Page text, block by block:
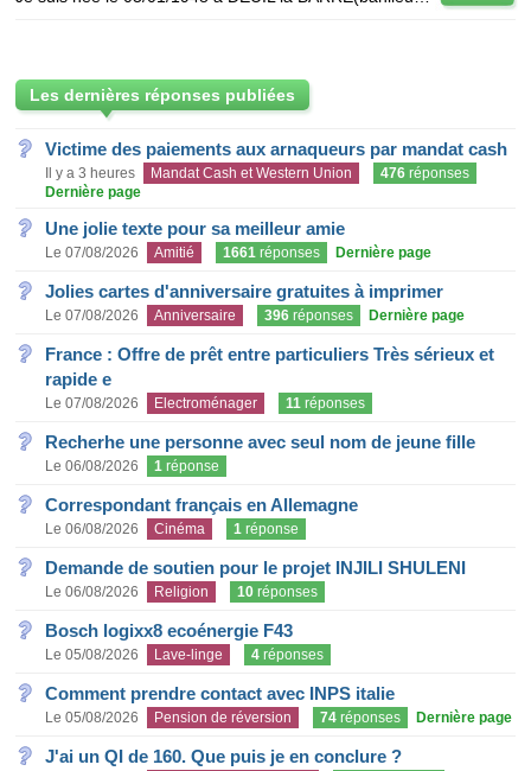
Les dernières réponses publiées
Victime des paiements aux arnaqueurs par mandat cash
Il y a 3 heures Mandat Cash et Western Union 476 réponses
Dernière page
Une jolie texte pour sa meilleur amie
Le 07/08/2026 Amitié 1661 réponses Dernière page
Jolies cartes d'anniversaire gratuites à imprimer
Le 07/08/2026 Anniversaire 396 réponses Dernière page
France : Offre de prêt entre particuliers Très sérieux et
rapide e
Le 07/08/2026 Electroménager 11 réponses
Recherhe une personne avec seul nom de jeune fille
Le 06/08/2026 1 réponse
Correspondant français en Allemagne
Le 06/08/2026 Cinéma 1 réponse
Demande de soutien pour le projet INJILI SHULENI
Le 06/08/2026 Religion 10 réponses
Bosch logixx8 ecoénergie F43
Le 05/08/2026 Lave-linge 4 réponses
Comment prendre contact avec INPS italie
Le 05/08/2026 Pension de réversion 74 réponses Dernière page
J'ai un QI de 160. Que puis je en conclure ?